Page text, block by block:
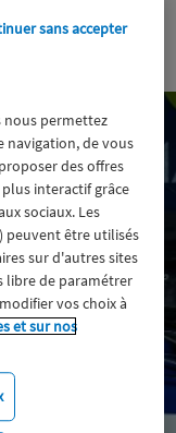
nous permettez
navigation, de vous
des offres
interactif grâce
sociaux. Les
peuvent être utilisés
sur d'autres sites
libre de paramétrer
vos choix à
et sur nos
sans accepter